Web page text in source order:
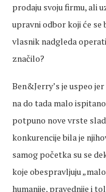
prodaju svoju firmu, ali
upravni odbor koji će se
vlasnik nadgleda
značilo?
Ben&Jerry’s je uspeo
na do tada malo
potpuno nove vrste
konkurencije bila je
samog početka su se
koje obespravljuju
humanije, pravednije i